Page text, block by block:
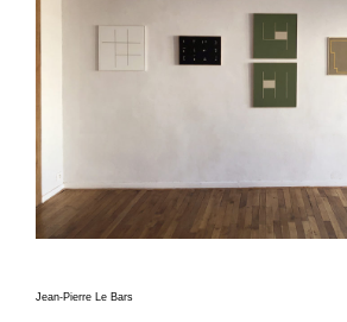
Jean-Pierre Le Bars